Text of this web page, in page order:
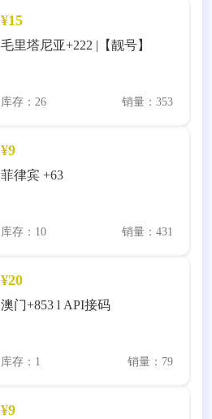
¥15
毛里塔尼亚+222 |【靓号】
库存：26 销量：353
¥9
菲律宾 +63
库存：10 销量：431
¥20
澳门+853 l API接码
库存：1 销量：79
¥9